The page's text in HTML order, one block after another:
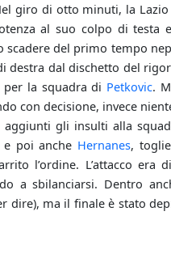
giro di otto minuti, la
al suo colpo di testa
scadere del primo tempo
destra dal dischetto del
la squadra di Petkovic.
con decisione, invece
aggiunti gli insulti alla
e poi anche Hernanes,
l’ordine. L’attacco era
a sbilanciarsi. Dentro
dire), ma il finale è stato